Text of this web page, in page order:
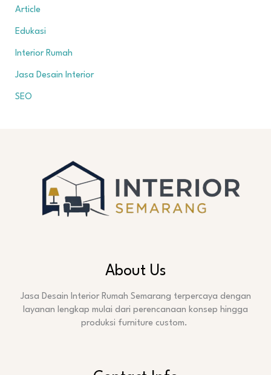
Article
Edukasi
Interior Rumah
Jasa Desain Interior
SEO
About Us
Jasa Desain Interior Rumah Semarang terpercaya dengan
layanan lengkap mulai dari perencanaan konsep hingga
produksi furniture custom.